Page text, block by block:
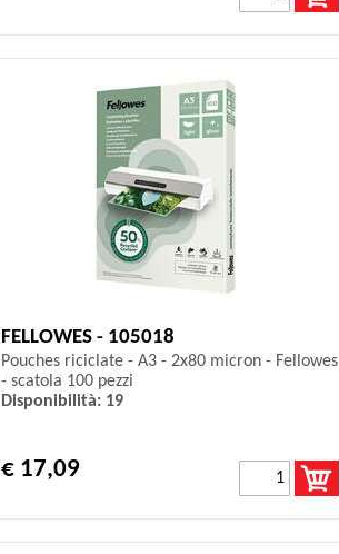
FELLOWES - 105018
Pouches riciclate - A3 - 2x80 micron - Fellowes
- scatola 100 pezzi
Disponibilità: 19
€ 17,09